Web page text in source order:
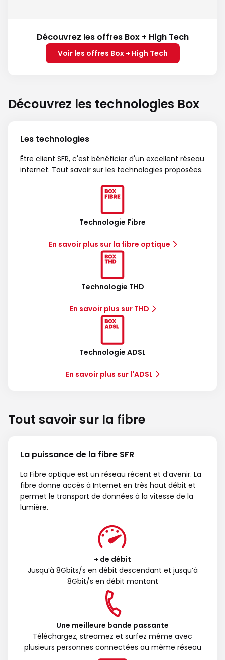
Découvrez les offres Box + High Tech
Voir les offres Box + High Tech
Découvrez les technologies Box
Les technologies
Être client SFR, c'est bénéficier d'un excellent réseau
internet. Tout savoir sur les technologies proposées.
Technologie Fibre
En savoir plus sur la fibre optique
Technologie THD
En savoir plus sur THD
Technologie ADSL
En savoir plus sur l'ADSL
Tout savoir sur la fibre
La puissance de la fibre SFR
La Fibre optique est un réseau récent et d’avenir. La
fibre donne accès à Internet en très haut débit et
permet le transport de données à la vitesse de la
lumière.
+ de débit
Jusqu’à 8Gbits/s en débit descendant et jusqu’à
8Gbit/s en débit montant
Une meilleure bande passante
Téléchargez, streamez et surfez même avec
plusieurs personnes connectées au même réseau